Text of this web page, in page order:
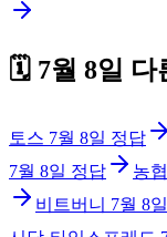
🗓️ 7월 8일 다
토스 7월 8일 정답
7월 8일 정답 농협
비트버니 7월 8일